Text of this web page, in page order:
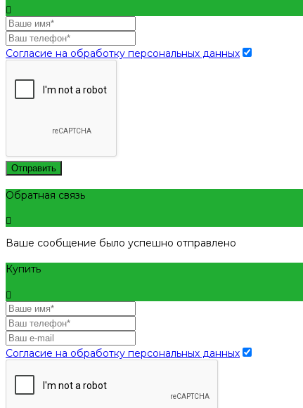
Согласие на обработку персональных данных
Отправить
Обратная связь
Ваше сообщение было успешно отправлено
Купить
Согласие на обработку персональных данных